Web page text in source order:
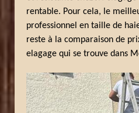
rentable. Pour cela, le
professionnel en taille de
reste à la comparaison de
elagage qui se trouve dans